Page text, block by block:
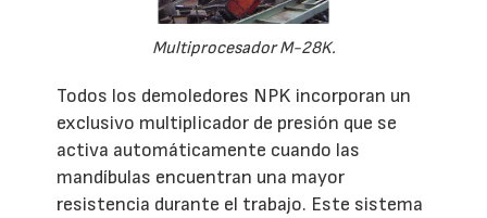
Multiprocesador M-28K.
Todos los demoledores NPK incorporan un
exclusivo multiplicador de presión que se
activa automáticamente cuando las
mandíbulas encuentran una mayor
resistencia durante el trabajo. Este sistema